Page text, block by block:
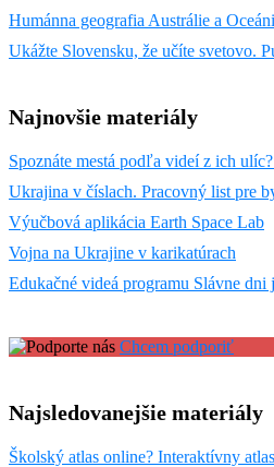
Humánna geografia Austrálie a
Ukážte Slovensku, že učíte svetovo.
Najnovšie materiály
Spoznáte mestá podľa videí z ich
Ukrajina v číslach. Pracovný list pre
Výučbová aplikácia Earth Space Lab
Vojna na Ukrajine v karikatúrach
Edukačné videá programu Slávne
Chcem podporiť
Najsledovanejšie materiály
Školský atlas online? Interaktívny